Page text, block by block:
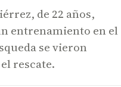
de 22 años,
entrenamiento en el
se vieron
rescate.